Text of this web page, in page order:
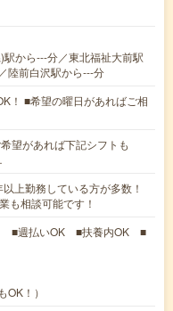
から---分／東北福祉大前駅
陸前白沢駅から---分
！ ■希望の曜日があればご相
望があれば下記シフトも
上勤務している方が多数！
も相談可能です！
■週払いOK ■扶養内OK ■
！）